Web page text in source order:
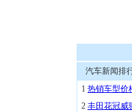
汽车新闻排
1 热销车型价
2 丰田花冠威